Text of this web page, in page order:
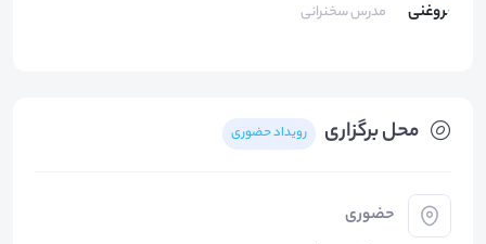
محل برگزاری رویداد حضوری
حضوری
مدرس سخنرانی